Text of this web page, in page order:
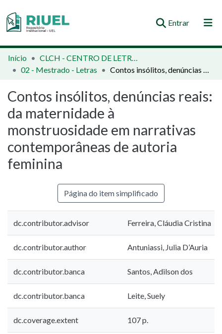
Entrar(current)
Orientações e Normas
Comunidades e Coleções
Busca no Repositório
Estatísticas
Início
CLCH - CENTRO DE LETRAS E CIÊNCIAS HUMANAS
02 - Mestrado - Letras
Contos insólitos, denúncias reais: da maternidade à monstruosidade em narrativas contemporâneas de autoria feminina
Contos insólitos, denúncias reais:
da maternidade à
monstruosidade em narrativas
contemporâneas de autoria
feminina
Página do item simplificado
dc.contributor.advisor Ferreira, Cláudia Cristina
dc.contributor.author Antuniassi, Julia D’Auria
dc.contributor.banca Santos, Adilson dos
dc.contributor.banca Leite, Suely
dc.coverage.extent 107 p.